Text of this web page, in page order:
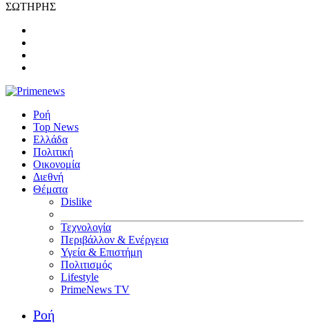
ΣΩΤΗΡΗΣ
Ροή
Top News
Ελλάδα
Πολιτική
Οικονομία
Διεθνή
Θέματα
Dislike
Τεχνολογία
Περιβάλλον & Ενέργεια
Υγεία & Επιστήμη
Πολιτισμός
Lifestyle
PrimeNews TV
Ροή